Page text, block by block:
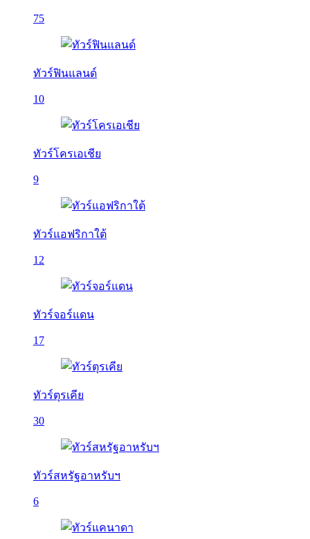
75
ทัวร์ฟินแลนด์
10
ทัวร์โครเอเชีย
9
ทัวร์แอฟริกาใต้
12
ทัวร์จอร์แดน
17
ทัวร์ตุรเคีย
30
ทัวร์สหรัฐอาหรับฯ
6